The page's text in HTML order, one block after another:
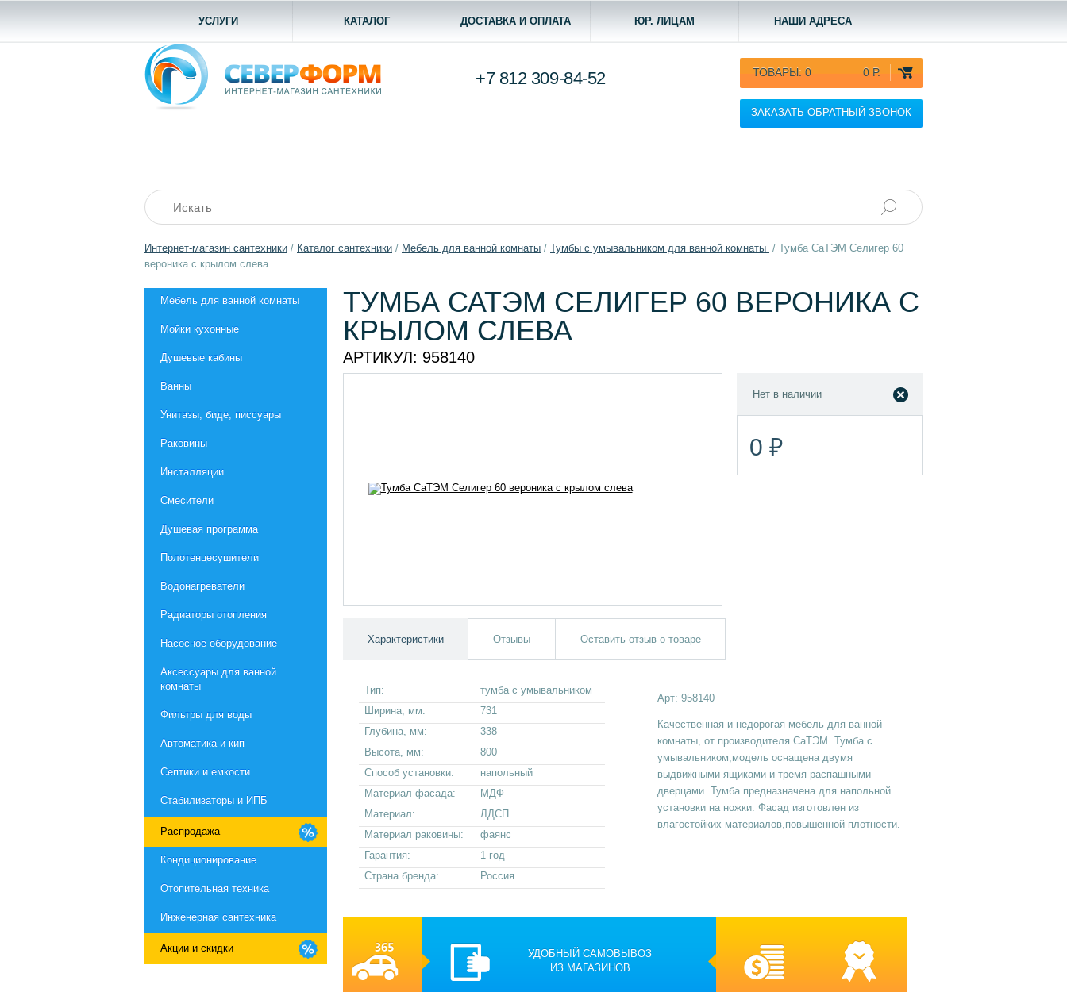
УСЛУГИ КАТАЛОГ ДОСТАВКА И ОПЛАТА ЮР. ЛИЦАМ НАШИ АДРЕСА
ТОВАРЫ: 0 0 Р.
ЗАКАЗАТЬ ОБРАТНЫЙ ЗВОНОК
+7 812 309-84-52
Интернет-магазин сантехники / Каталог сантехники / Мебель для ванной комнаты / Тумбы с умывальником для ванной комнаты / Тумба СаТЭМ Селигер 60
вероника с крылом слева
Мебель для ванной комнаты
Мойки кухонные
Душевые кабины
Ванны
Унитазы, биде, писсуары
Раковины
Инсталляции
Смесители
Душевая программа
Полотенцесушители
Водонагреватели
Радиаторы отопления
Насосное оборудование
Aксессуары для ванной
комнаты
Фильтры для воды
Автоматика и кип
Септики и емкости
Стабилизаторы и ИПБ
Распродажа
Кондиционирование
Отопительная техника
Инженерная сантехника
Акции и скидки
ТУМБА САТЭМ СЕЛИГЕР 60 ВЕРОНИКА С
КРЫЛОМ СЛЕВА
АРТИКУЛ: 958140
Нет в наличии
0 ₽
Характеристики Отзывы Оставить отзыв о товаре
Тип:
тумба с умывальником
Ширина, мм:
731
Глубина, мм:
338
Высота, мм:
800
Способ установки:
напольный
Материал фасада:
МДФ
Материал:
ЛДСП
Материал раковины:
фаянс
Гарантия:
1 год
Страна бренда:
Россия
Арт: 958140
Качественная и недорогая мебель для ванной
комнаты, от производителя СаТЭМ. Тумба с
умывальником,модель оснащена двумя
выдвижными ящиками и тремя распашными
дверцами. Тумба предназначена для напольной
установки на ножки. Фасад изготовлен из
влагостойких материалов,повышенной плотности.
УДОБНЫЙ САМОВЫВОЗ
ИЗ МАГАЗИНОВ